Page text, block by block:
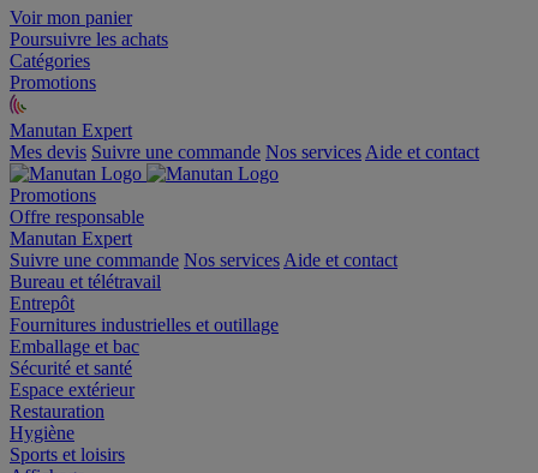
Voir mon panier
Poursuivre les achats
Catégories
Promotions
Manutan Expert
offre reconditionnée
Mes devis Suivre une commande Nos services
Promotions
Offre responsable
Manutan Expert
Suivre une commande
Bureau et télétravail
Entrepôt
Fournitures industrielles et outillage
Emballage et bac
Sécurité et santé
Espace extérieur
Restauration
Hygiène